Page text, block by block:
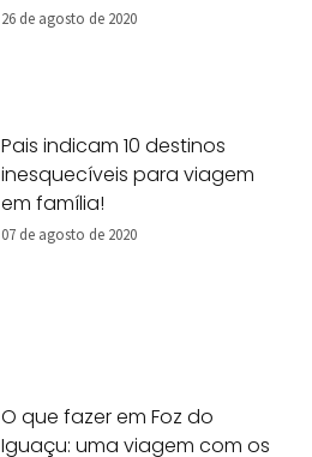
26 de agosto de 2020
Pais indicam 10 destinos
inesquecíveis para viagem
em família!
07 de agosto de 2020
O que fazer em Foz do
Iguaçu: uma viagem com os